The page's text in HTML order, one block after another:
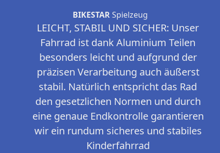
BIKESTARSpielzeug
LEICHT, STABIL UND SICHER: Unser
Fahrrad ist dank Aluminium Teilen
besonders leicht und aufgrund der
präzisen Verarbeitung auch äußerst
stabil. Natürlich entspricht das Rad
den gesetzlichen Normen und durch
eine genaue Endkontrolle garantieren
wir ein rundum sicheres und stabiles
Kinderfahrrad